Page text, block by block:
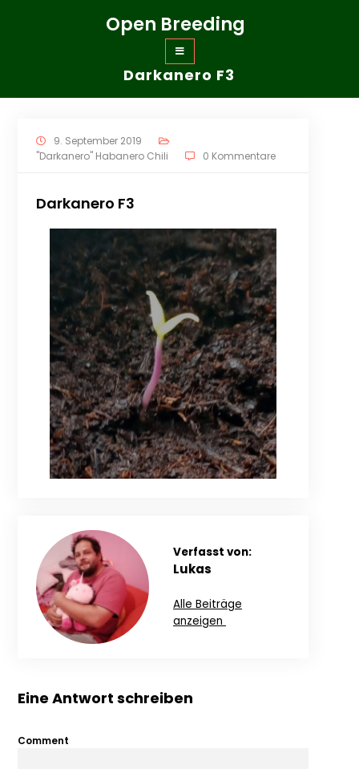
Open Breeding
Darkanero F3
9. September 2019
"Darkanero" Habanero Chili
0 Kommentare
Darkanero F3
Verfasst von:
Lukas
Alle Beiträge
anzeigen
Eine Antwort schreiben
Comment